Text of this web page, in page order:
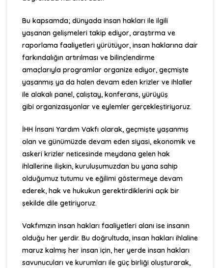
Bu kapsamda; dünyada insan hakları ile ilgili
yaşanan gelişmeleri takip ediyor, araştırma ve
raporlama faaliyetleri yürütüyor, insan haklarına dair
farkındalığın artırılması ve bilinçlendirme
amaçlarıyla programlar organize ediyor, geçmişte
yaşanmış ya da halen devam eden krizler ve ihlaller
ile alakalı panel, çalıştay, konferans, yürüyüş
gibi organizasyonlar ve eylemler gerçekleştiriyoruz.
İHH İnsani Yardım Vakfı olarak, geçmişte yaşanmış
olan ve günümüzde devam eden siyasi, ekonomik ve
askeri krizler neticesinde meydana gelen hak
ihlallerine ilişkin, kuruluşumuzdan bu yana sahip
olduğumuz tutumu ve eğilimi göstermeye devam
ederek, hak ve hukukun gerektirdiklerini açık bir
şekilde dile getiriyoruz.
Vakfımızın insan hakları faaliyetleri alanı ise insanın
olduğu her yerdir. Bu doğrultuda, insan hakları ihlaline
maruz kalmış her insan için, her yerde insan hakları
savunucuları ve kurumları ile güç birliği oluşturarak,